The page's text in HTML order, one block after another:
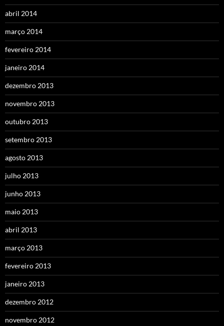
abril 2014
março 2014
fevereiro 2014
janeiro 2014
dezembro 2013
novembro 2013
outubro 2013
setembro 2013
agosto 2013
julho 2013
junho 2013
maio 2013
abril 2013
março 2013
fevereiro 2013
janeiro 2013
dezembro 2012
novembro 2012